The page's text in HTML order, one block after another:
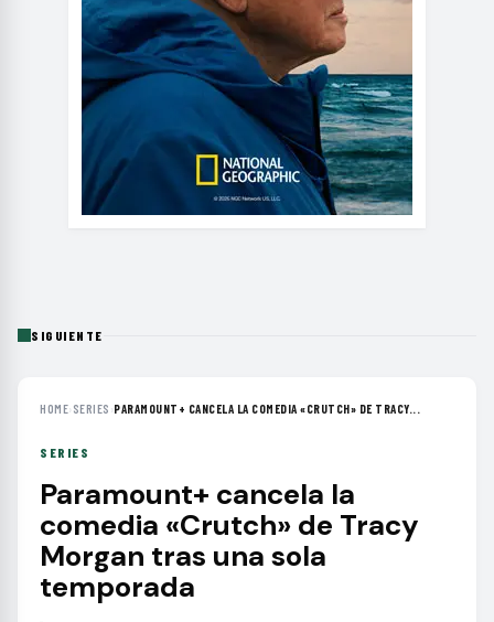
SIGUIENTE
HOME› SERIES ›PARAMOUNT+ CANCELA LA COMEDIA «CRUTCH» DE TRACY...
SERIES
Paramount+ cancela la
comedia «Crutch» de Tracy
Morgan tras una sola
temporada